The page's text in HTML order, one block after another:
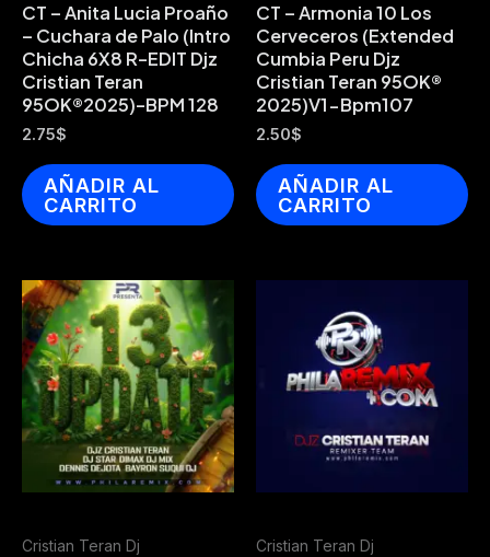
CT – Anita Lucia Proaño
– Cuchara de Palo (Intro
Chicha 6X8 R-EDIT Djz
Cristian Teran
95OK®2025)-BPM 128
2.75$
AÑADIR AL
CARRITO
CT – Armonia 10 Los
Cerveceros (Extended
Cumbia Peru Djz
Cristian Teran 95OK®
2025)V1-Bpm107
2.50$
AÑADIR AL
CARRITO
Cristian Teran Dj Cristian Teran Dj